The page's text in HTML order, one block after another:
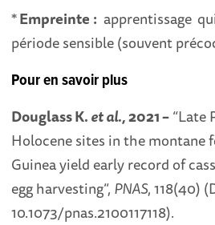
*Empreinte : apprentissage
période sensible (souvent
Pour en savoir plus
Douglass K.et al.,2021 –“Late
Holocene sites in the montane
Guinea yield early record of
egg harvesting”, PNAS, 118(40)
10.1073/pnas.2100117118).